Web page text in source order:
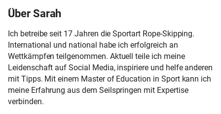
Über Sarah
Ich betreibe seit 17 Jahren die Sportart Rope-Skipping.
International und national habe ich erfolgreich an
Wettkämpfen teilgenommen. Aktuell teile ich meine
Leidenschaft auf Social Media, inspiriere und helfe anderen
mit Tipps. Mit einem Master of Education in Sport kann ich
meine Erfahrung aus dem Seilspringen mit Expertise
verbinden.